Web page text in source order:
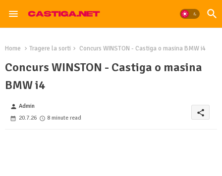
Home Tragere la sorti Concurs WINSTON - Castiga o masina BMW i4
Concurs WINSTON - Castiga o masina
BMW i4
person Admin
20.7.26
8 minute read
share